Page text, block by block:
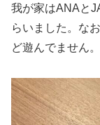
我が家はANAと
らいました。な
ど遊んでません。